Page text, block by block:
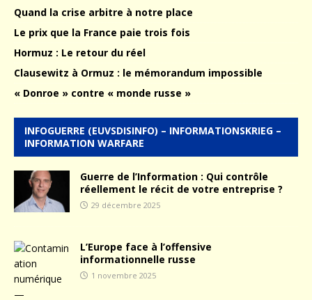
Quand la crise arbitre à notre place
Le prix que la France paie trois fois
Hormuz : Le retour du réel
Clausewitz à Ormuz : le mémorandum impossible
« Donroe » contre « monde russe »
INFOGUERRE (EUVSDISINFO) – INFORMATIONSKRIEG –
INFORMATION WARFARE
Guerre de l’Information : Qui contrôle
réellement le récit de votre entreprise ?
29 décembre 2025
L’Europe face à l’offensive
informationnelle russe
1 novembre 2025